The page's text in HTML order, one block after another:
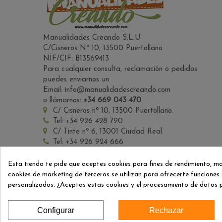
Manualidades Creando S.L.U
C/Cisneros Nº 10, 13500 Puertollano
NIF/CIF: B13569413
Para cualquier consulta, reclamación o pedidos
puedes enviarnos un
Email: info@manualidadescreando.com
o llámarnos: +34 669 043 470
C/ Cisneros nº 10, 13500 Puertollano.
Tel: +34 926 428 790
C/ Tinte nº 6, 13001 Ciudad Real.
Tel: +34 926 924 666
SÍGANOS
Esta tienda te pide que aceptes cookies para fines de rendimiento,
cookies de marketing de terceros se utilizan para ofrecerte funciones
personalizados. ¿Aceptas estas cookies y el procesamiento de datos
Configurar Rechazar